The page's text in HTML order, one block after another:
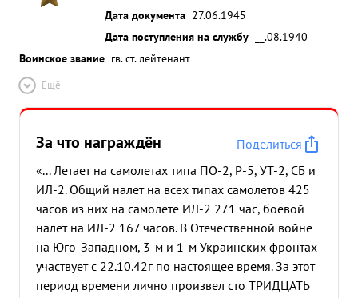
Дата документа 27.06.1945
Дата поступления на службу
__.08.1940
Воинское звание гв. ст. лейтенант
Ещё
За что награждён
Поделиться
«... Летает на самолетах типа ПО-2, Р-5, УТ-2, СБ и
ИЛ-2. Общий налет на всех типах самолетов 425
часов из них на самолете ИЛ-2 271 час, боевой
налет на ИЛ-2 167 часов. В Отечественной войне
на Юго-Западном, 3-м и 1-м Украинских фронтах
участвует с 22.10.42г по настоящее время. За этот
период времени лично произвел сто ТРИДЦАТЬ